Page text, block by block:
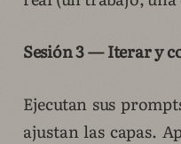
Sesión 3 — Iterar y
Ejecutan sus
ajustan las capas.